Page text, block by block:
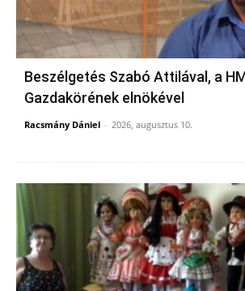
Beszélgetés Szabó Attilával, a
Gazdakörének elnökével
Racsmány Dániel - 2026, augusztus 10.